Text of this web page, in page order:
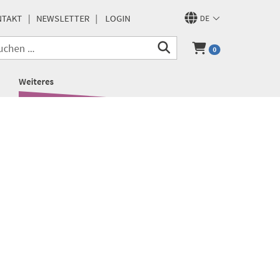
DE
NEWSLETTER LOGIN
0
Weiteres